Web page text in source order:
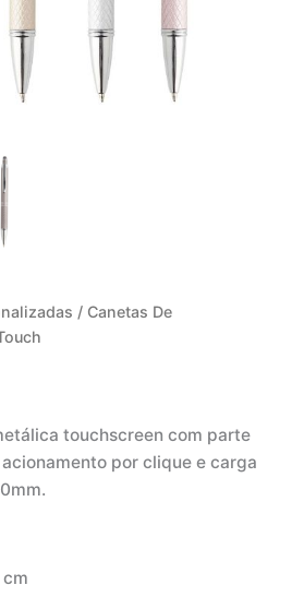
/ Canetas De
touchscreen com parte
por clique e carga